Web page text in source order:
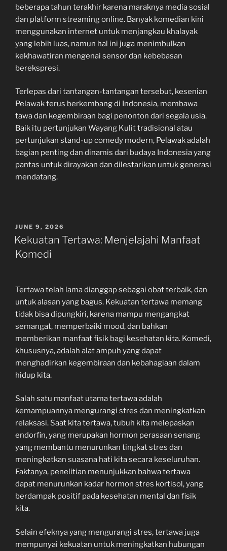
beberapa tahun terakhir karena maraknya media sosial
dan platform streaming online. Banyak komedian kini
menggunakan internet untuk menjangkau khalayak
yang lebih luas, namun hal ini juga menimbulkan
kekhawatiran mengenai sensor dan kebebasan
berekspresi.
Terlepas dari tantangan-tantangan tersebut, kesenian
Pelawak terus berkembang di Indonesia, membawa
tawa dan kegembiraan bagi penonton dari segala usia.
Baik itu pertunjukan Wayang Kulit tradisional atau
pertunjukan stand-up comedy modern, Pelawak adalah
bagian penting dan dinamis dari budaya Indonesia yang
pantas untuk dirayakan dan dilestarikan untuk generasi
mendatang.
POSTED
ON
JUNE 9, 2026
Kekuatan Tertawa: Menjelajahi Manfaat
Komedi
Tertawa telah lama dianggap sebagai obat terbaik, dan
untuk alasan yang bagus. Kekuatan tertawa memang
tidak bisa dipungkiri, karena mampu mengangkat
semangat, memperbaiki mood, dan bahkan
memberikan manfaat fisik bagi kesehatan kita. Komedi,
khususnya, adalah alat ampuh yang dapat
menghadirkan kegembiraan dan kebahagiaan dalam
hidup kita.
Salah satu manfaat utama tertawa adalah
kemampuannya mengurangi stres dan meningkatkan
relaksasi. Saat kita tertawa, tubuh kita melepaskan
endorfin, yang merupakan hormon perasaan senang
yang membantu menurunkan tingkat stres dan
meningkatkan suasana hati kita secara keseluruhan.
Faktanya, penelitian menunjukkan bahwa tertawa
dapat menurunkan kadar hormon stres kortisol, yang
berdampak positif pada kesehatan mental dan fisik
kita.
Selain efeknya yang mengurangi stres, tertawa juga
mempunyai kekuatan untuk meningkatkan hubungan